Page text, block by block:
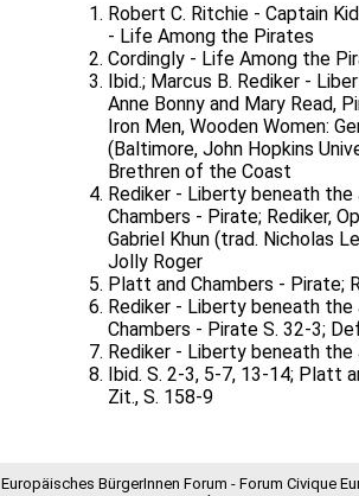
Robert C. Ritchie - Captain
- Life Among the Pirates
Cordingly - Life Among the
Ibid.; Marcus B. Rediker -
Anne Bonny and Mary Read,
Iron Men, Wooden Women:
(Baltimore, John Hopkins
Brethren of the Coast
Rediker - Liberty beneath
Chambers - Pirate; Rediker,
Gabriel Khun (trad. Nicholas
Jolly Roger
Platt and Chambers - Pirate;
Rediker - Liberty beneath
Chambers - Pirate S. 32-3;
Rediker - Liberty beneath the
Ibid. S. 2-3, 5-7, 13-14; Platt
Zit., S. 158-9
Europäisches BürgerInnen Forum - Forum Civique